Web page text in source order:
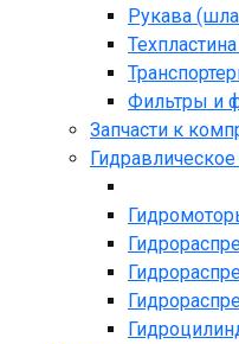
Рукава
Фильтры и
Запчасти к